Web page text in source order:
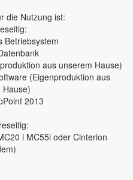
die Nutzung ist:
Betriebsystem
aus unserem Hause)
(Eigenproduktion aus
Hause)
2013
i MC55i oder Cinterion